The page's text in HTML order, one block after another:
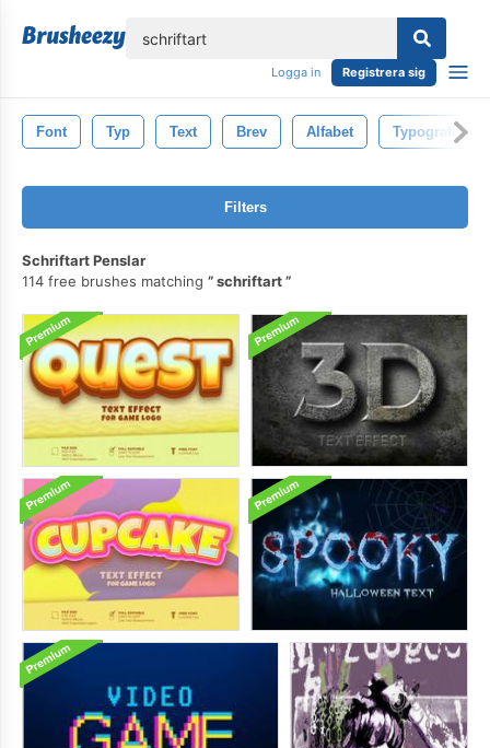
Logga in Registrera sig
Font Typ Text Brev Alfabet Typografi
Filters
Schriftart Penslar
114 free brushes matching
schriftart